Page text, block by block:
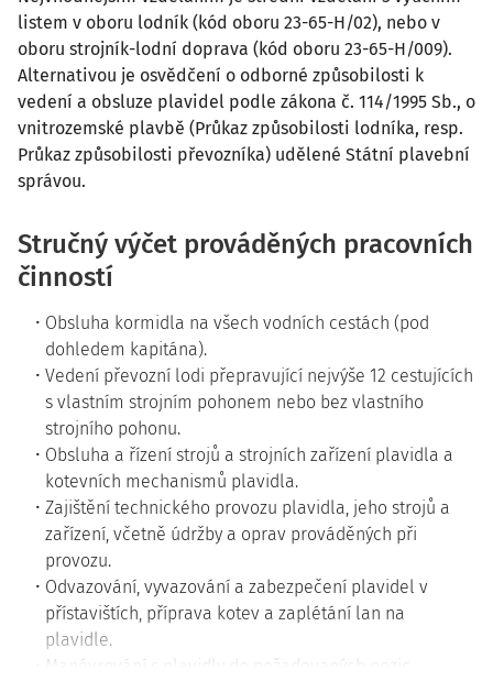
listem v oboru lodník (kód oboru 23-65-H/02), nebo v
oboru strojník-lodní doprava (kód oboru 23-65-H/009).
Alternativou je osvědčení o odborné způsobilosti k
vedení a obsluze plavidel podle zákona č. 114/1995 Sb., o
vnitrozemské plavbě (Průkaz způsobilosti lodníka, resp.
Průkaz způsobilosti převozníka) udělené Státní plavební
správou.
Stručný výčet prováděných pracovních
činností
Obsluha kormidla na všech vodních cestách (pod
dohledem kapitána).
Vedení převozní lodi přepravující nejvýše 12 cestujících
s vlastním strojním pohonem nebo bez vlastního
strojního pohonu.
Obsluha a řízení strojů a strojních zařízení plavidla a
kotevních mechanismů plavidla.
Zajištění technického provozu plavidla, jeho strojů a
zařízení, včetně údržby a oprav prováděných při
provozu.
Odvazování, vyvazování a zabezpečení plavidel v
přístavištích, příprava kotev a zaplétání lan na
plavidle.
Manévrování s plavidly do požadovaných pozic.